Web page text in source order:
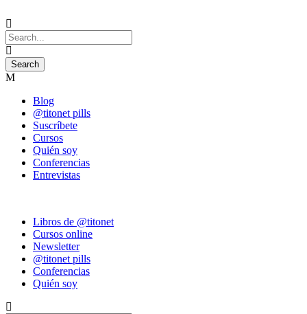
Blog
@titonet pills
Suscríbete
Cursos
Quién soy
Conferencias
Entrevistas
Libros de @titonet
Cursos online
Newsletter
@titonet pills
Conferencias
Quién soy